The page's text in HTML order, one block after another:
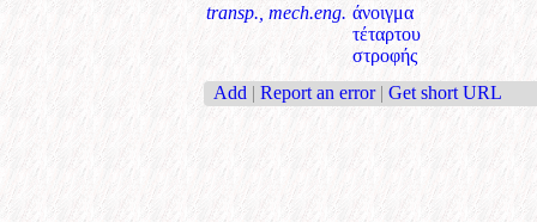
transp., mech.eng. άνοιγμα
τέταρτου
στροφής
Add | Report an error | Get short URL